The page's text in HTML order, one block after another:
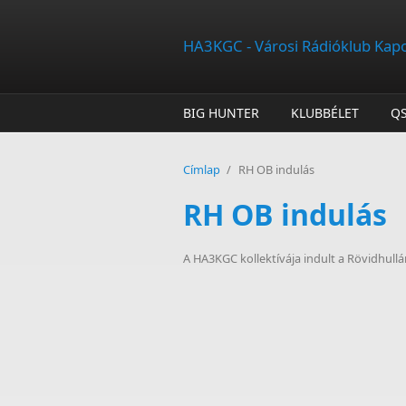
HA3KGC - Városi Rádióklub
BIG HUNTER KLUBBÉLET
Címlap / RH OB indulás
RH OB indulás
A HA3KGC kollektívája indult a